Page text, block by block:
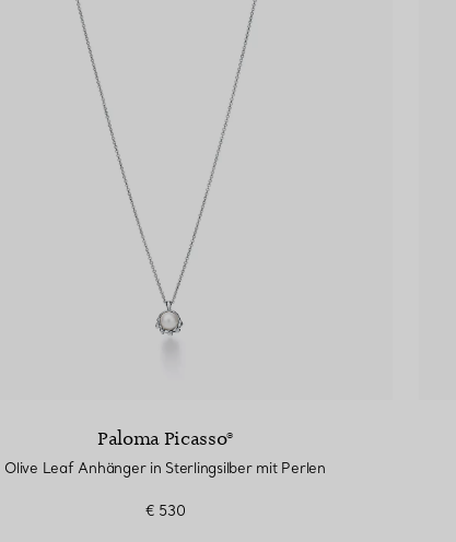
Paloma Picasso®
Olive Leaf Anhänger in Sterlingsilber mit Perlen
€ 530